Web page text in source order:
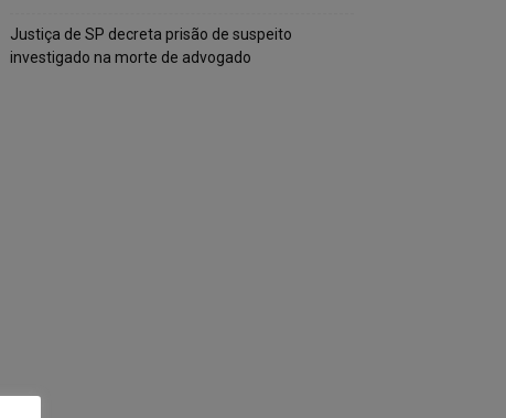
Justiça de SP decreta prisão de suspeito
investigado na morte de advogado